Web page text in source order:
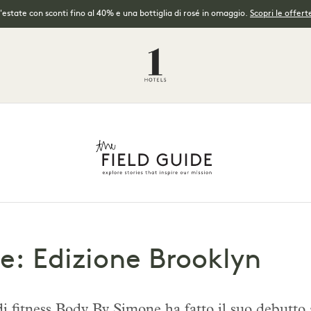
con sconti fino al 40% e una bottiglia di rosé in omaggio. Scopri le
Edizione Brooklyn